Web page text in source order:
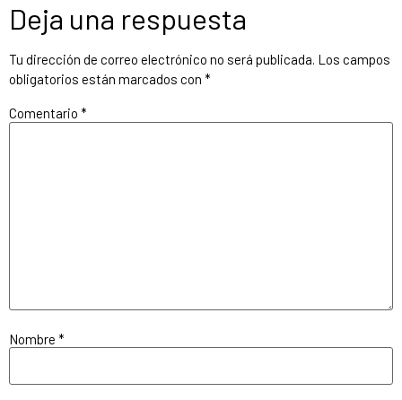
Deja una respuesta
Tu dirección de correo electrónico no será publicada. Los campos
obligatorios están marcados con *
Comentario *
Nombre *